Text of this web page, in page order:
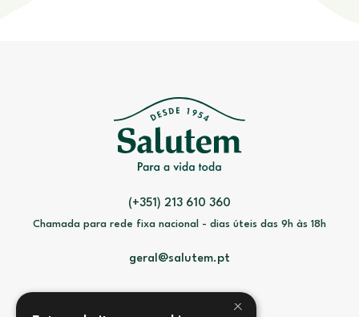
(+351) 213 610 360
Chamada para rede fixa nacional - dias úteis das 9h às 18h
geral@salutem.pt
×